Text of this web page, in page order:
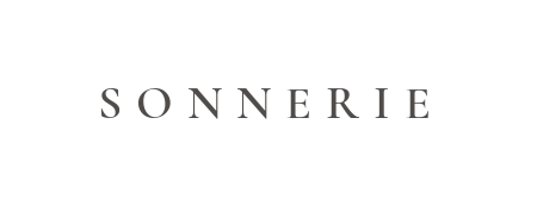
SONNERIE